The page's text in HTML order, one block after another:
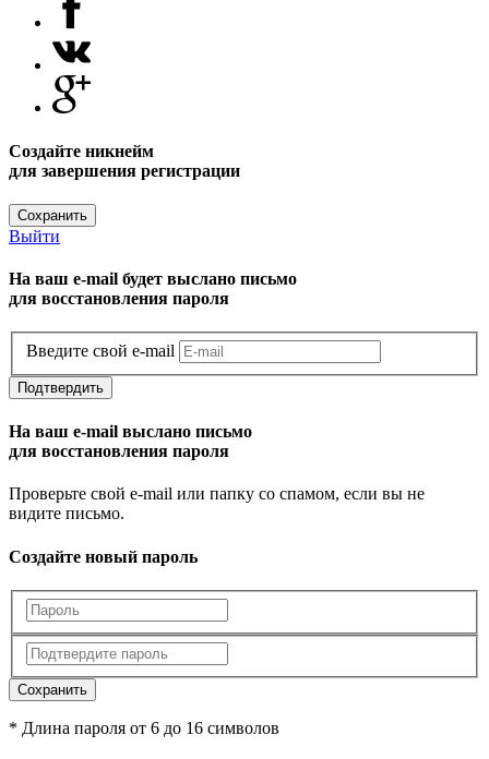
Создайте никнейм
для завершения регистрации
Сохранить
Выйти
На ваш e-mail будет выслано письмо
для восстановления пароля
Введите свой e-mail
Подтвердить
На ваш e-mail выслано письмо
для восстановления пароля
Проверьте свой e-mail или папку со спамом, если вы не
видите письмо.
Создайте новый пароль
Сохранить
* Длина пароля от 6 до 16 символов